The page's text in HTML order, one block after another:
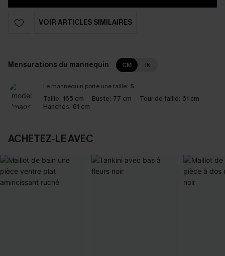
VOIR ARTICLES SIMILAIRES
Mensurations du mannequin CM IN
Le mannequin porte une taille: S
Taille: 165 cm Buste: 77 cm Tour de taille: 61 cm
Hanches: 81 cm
ACHETEZ‑LE AVEC